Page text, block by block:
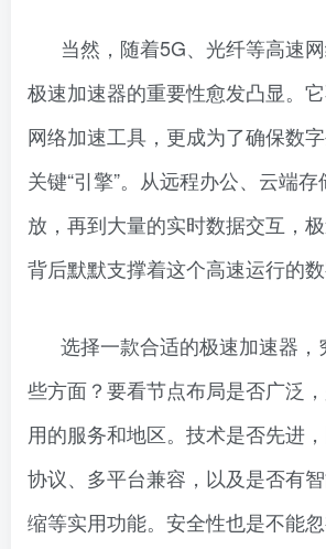
当然，随着5G、光纤等高速
极速加速器的重要性愈发凸显。
网络加速工具，更成为了确保数
关键“引擎”。从远程办公、云端
放，再到大量的实时数据交互，
背后默默支撑着这个高速运行的数
选择一款合适的极速加速器
些方面？要看节点布局是否广泛
用的服务和地区。技术是否先进
协议、多平台兼容，以及是否有
缩等实用功能。安全性也是不能